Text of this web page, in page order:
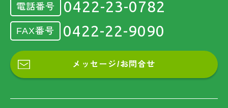
電話番号 0422-23-0782
FAX番号 0422-22-9090
メッセージ/お問合せ